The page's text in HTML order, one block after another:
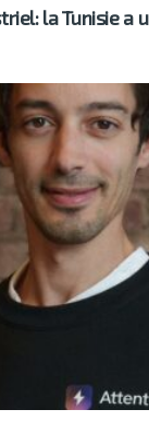
la Tunisie a